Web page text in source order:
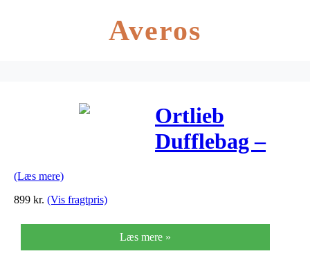
Averos
Ortlieb
Dufflebag –
(Læs mere)
899 kr. (Vis fragtpris)
Læs mere »